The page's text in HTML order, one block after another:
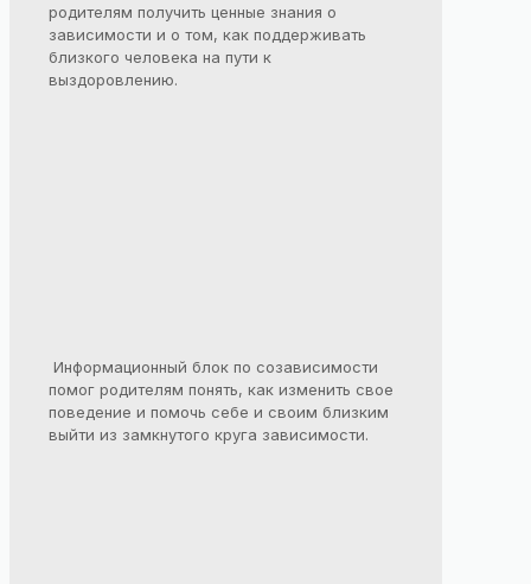
родителям получить ценные знания о
зависимости и о том, как поддерживать
близкого человека на пути к
выздоровлению.
Информационный блок по созависимости
помог родителям понять, как изменить свое
поведение и помочь себе и своим близким
выйти из замкнутого круга зависимости.